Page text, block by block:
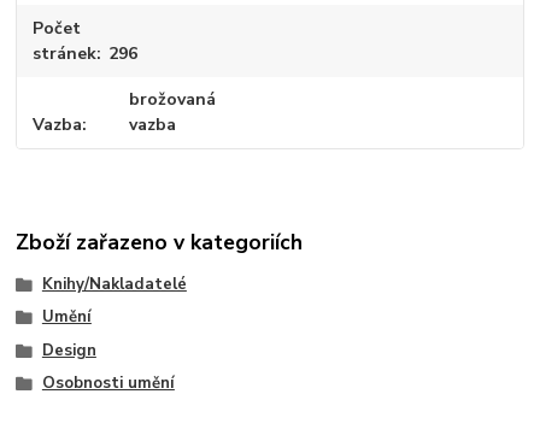
Počet
stránek 296
Vazba
brožovaná
vazba
Zboží zařazeno v kategoriích
Knihy/Nakladatelé
Umění
Design
Osobnosti umění